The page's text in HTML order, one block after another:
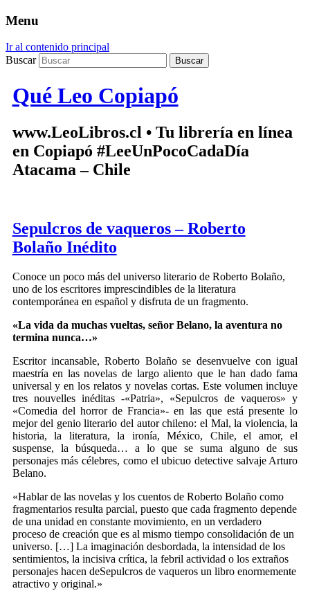
Menu
Ir al contenido principal
Buscar
Qué Leo Copiapó
www.LeoLibros.cl • Tu librería en línea
en Copiapó #LeeUnPocoCadaDía
Atacama – Chile
Sepulcros de vaqueros – Roberto
Bolaño Inédito
Conoce un poco más del universo literario de Roberto Bolaño,
uno de los escritores imprescindibles de la literatura
contemporánea en español y disfruta de un fragmento.
«La vida da muchas vueltas, señor Belano, la aventura no
termina nunca…»
Escritor incansable, Roberto Bolaño se desenvuelve con igual
maestría en las novelas de largo aliento que le han dado fama
universal y en los relatos y novelas cortas. Este volumen incluye
tres nouvelles inéditas -«Patria», «Sepulcros de vaqueros» y
«Comedia del horror de Francia»- en las que está presente lo
mejor del genio literario del autor chileno: el Mal, la violencia, la
historia, la literatura, la ironía, México, Chile, el amor, el
suspense, la búsqueda… a lo que se suma alguno de sus
personajes más célebres, como el ubicuo detective salvaje Arturo
Belano.
«Hablar de las novelas y los cuentos de Roberto Bolaño como
fragmentarios resulta parcial, puesto que cada fragmento depende
de una unidad en constante movimiento, en un verdadero
proceso de creación que es al mismo tiempo consolidación de un
universo. […] La imaginación desbordada, la intensidad de los
sentimientos, la incisiva crítica, la febril actividad o los extraños
personajes hacen deSepulcros de vaqueros un libro enormemente
atractivo y original.»